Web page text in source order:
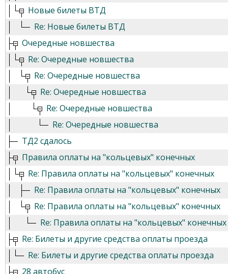
Новые билеты ВТД
Re: Новые билеты ВТД
Очередные новшества
Re: Очередные новшества
Re: Очередные новшества
Re: Очередные новшества
Re: Очередные новшества
Re: Очередные новшества
ТД2 сдалось
Правила оплаты на "кольцевых" конечных
Re: Правила оплаты на "кольцевых" конечных
Re: Правила оплаты на "кольцевых" конечных
Re: Правила оплаты на "кольцевых" конечных
Re: Правила оплаты на "кольцевых" конечных
Re: Билеты и другие средства оплаты проезда
Re: Билеты и другие средства оплаты проезда
28 автобус